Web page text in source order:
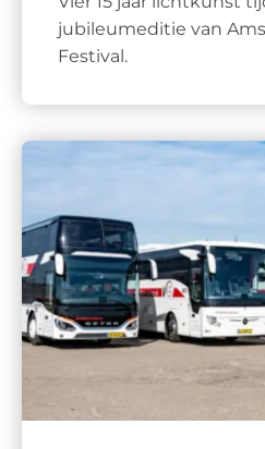
jubileumeditie van
Festival.